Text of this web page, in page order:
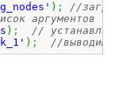
) ;
//
аргументов
) ;
//
) ; //выводим